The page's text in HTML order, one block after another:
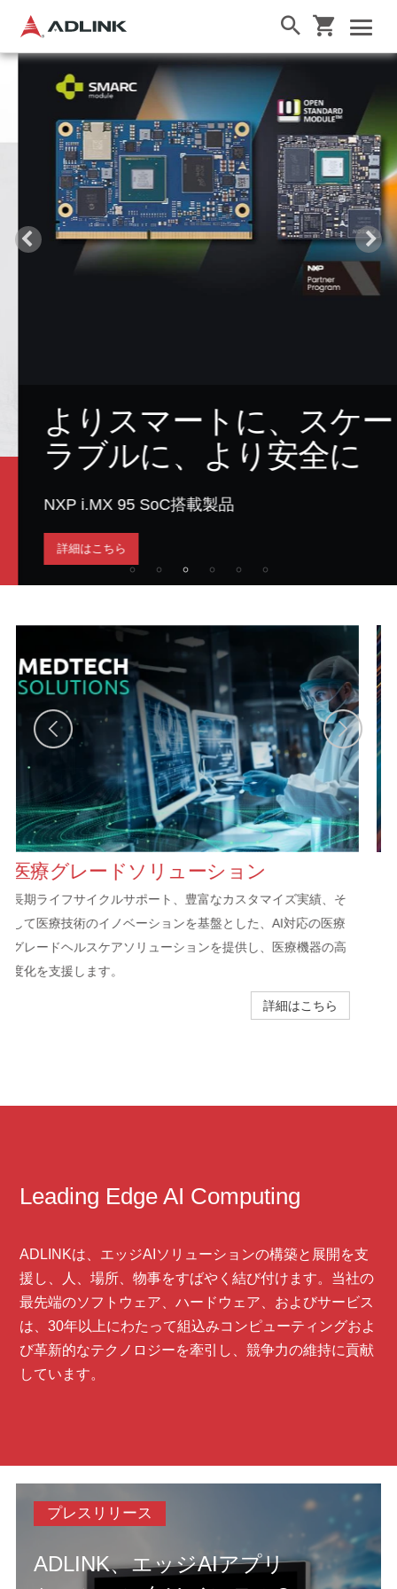
よりスマートに、スケー
ラブルに、より安全に
NXP i.MX 95 SoC搭載製品
詳細はこちら
NVIDIA Jetson AIプラットフォーム
タイムトゥバリューを加速させる 最先端のNVIDIA®
Jetson™ AIプラットフォーム
詳細はこちら
Leading Edge AI Computing
ADLINKは、エッジAIソリューションの構築と展開を支
援し、人、場所、物事をすばやく結び付けます。当社の
最先端のソフトウェア、ハードウェア、およびサービス
は、30年以上にわたって組込みコンピューティングおよ
び革新的なテクノロジーを牽引し、競争力の維持に貢献
しています。
プレスリリース
ADLINK、エッジAIアプリ